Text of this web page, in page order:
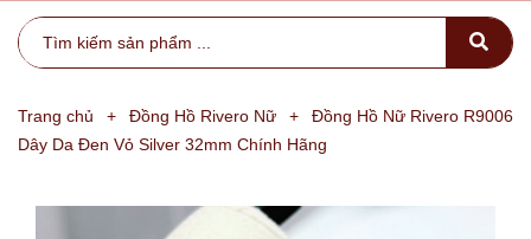
Trang chủ + Đồng Hồ Rivero Nữ +
Đồng Hồ Nữ Rivero R9006
Dây Da Đen Vỏ Silver 32mm Chính Hãng